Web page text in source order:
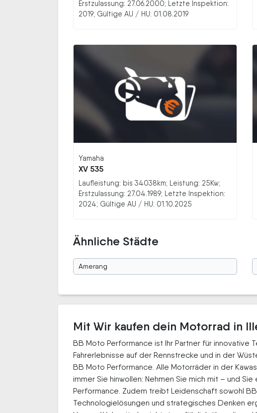
Erstzulassung: 27.06.2000; Letzte Inspektion:
2019; Gültige AU / HU: 01.08.2019
Yamaha
XV 535
Laufleistung: bis 34038km; Leistung: 25Kw;
Erstzulassung: 27.04.1989; Letzte Inspektion:
2024; Gültige AU / HU: 01.10.2025
Ähnliche Städte
Amerang
Mit Wir kaufen dein Motorrad in
BB Moto Performance ist Ihr Partner für innovative
Fahrerlebnisse auf der Rennstrecke und in der
BB Moto Performance. Alle Motorräder in der
immer Sie hinwollen: Nehmen Sie mich mit – und
Performance. Zudem treibt Leidenschaft sowohl
Technologielösungen und strategisches Denken